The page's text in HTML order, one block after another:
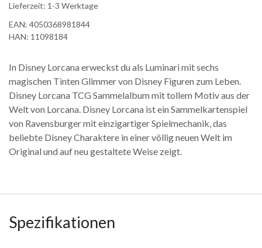
Lieferzeit: 1-3 Werktage
EAN: 4050368981844
HAN: 11098184
In Disney Lorcana erweckst du als Luminari mit sechs
magischen Tinten Glimmer von Disney Figuren zum Leben.
Disney Lorcana TCG Sammelalbum mit tollem Motiv aus der
Welt von Lorcana. Disney Lorcana ist ein Sammelkartenspiel
von Ravensburger mit einzigartiger Spielmechanik, das
beliebte Disney Charaktere in einer völlig neuen Welt im
Original und auf neu gestaltete Weise zeigt.
Spezifikationen